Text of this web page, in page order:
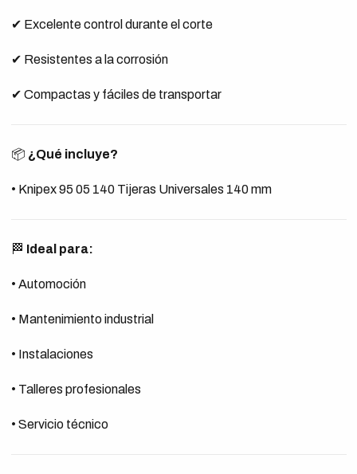
✔ Excelente control durante el corte
✔ Resistentes a la corrosión
✔ Compactas y fáciles de transportar
📦 ¿Qué incluye?
• Knipex 95 05 140 Tijeras Universales 140 mm
🏁 Ideal para:
• Automoción
• Mantenimiento industrial
• Instalaciones
• Talleres profesionales
• Servicio técnico